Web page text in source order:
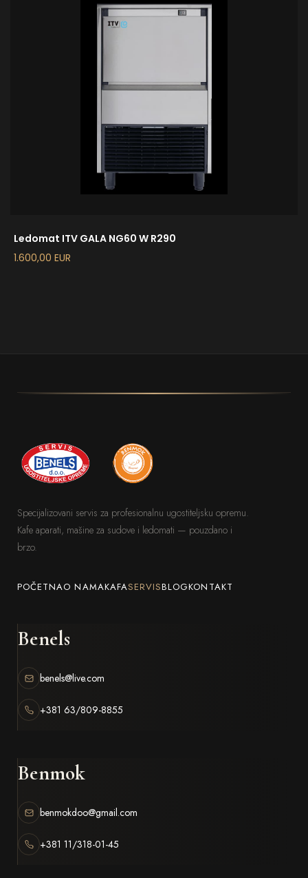
Ledomat ITV GALA NG60 W R290
1.600,00 EUR
Specijalizovani servis za profesionalnu ugostiteljsku opremu.
Kafe aparati, mašine za sudove i ledomati — pouzdano i
brzo.
POČETNAO NAMAKAFASERVISBLOGKONTAKT
Benels
benels@live.com
+381 63/809-8855
Benmok
benmokdoo@gmail.com
+381 11/318-01-45